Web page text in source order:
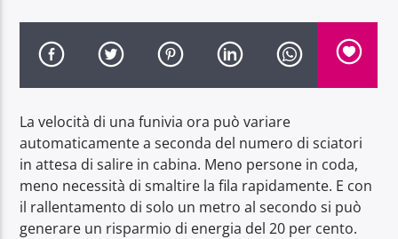
Radio Dolomiti
La velocità di una funivia ora può variare
automaticamente a seconda del numero di sciatori
in attesa di salire in cabina. Meno persone in coda,
meno necessità di smaltire la fila rapidamente. E con
il rallentamento di solo un metro al secondo si può
generare un risparmio di energia del 20 per cento.